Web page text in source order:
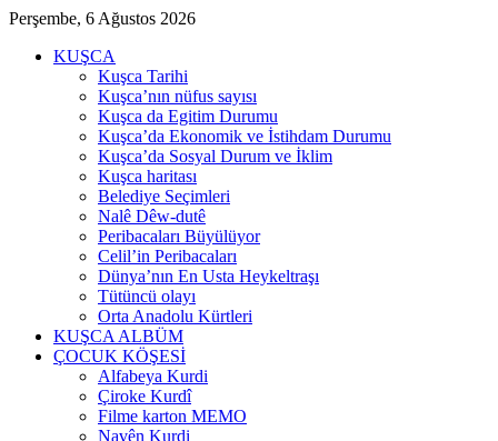
Perşembe, 6 Ağustos 2026
KUŞCA
Kuşca Tarihi
Kuşca’nın nüfus sayısı
Kuşca da Egitim Durumu
Kuşca’da Ekonomik ve İstihdam Durumu
Kuşca’da Sosyal Durum ve İklim
Kuşca haritası
Belediye Seçimleri
Nalê Dêw-dutê
Peribacaları Büyülüyor
Celil’in Peribacaları
Dünya’nın En Usta Heykeltraşı
Tütüncü olayı
Orta Anadolu Kürtleri
KUŞCA ALBÜM
ÇOCUK KÖŞESİ
Alfabeya Kurdi
Çiroke Kurdî
Filme karton MEMO
Navên Kurdi